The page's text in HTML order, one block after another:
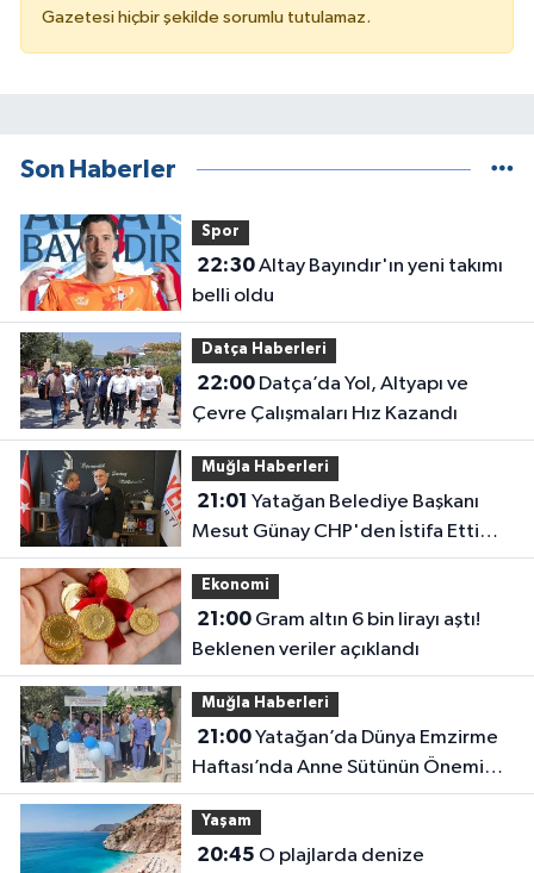
Gazetesi hiçbir şekilde sorumlu tutulamaz.
Son Haberler
Spor
22:30Altay Bayındır'ın yeni takımı
belli oldu
Datça Haberleri
22:00Datça’da Yol, Altyapı ve
Çevre Çalışmaları Hız Kazandı
Muğla Haberleri
21:01
Mesut Günay CHP'den İstifa Etti
Yeni Parti'ye Katıldı
Ekonomi
21:00Gram altın 6 bin lirayı aştı!
Beklenen veriler açıklandı
Muğla Haberleri
21:00Yatağan’da Dünya Emzirme
Haftası’nda Anne Sütünün Önemi
Anlatıldı
Yaşam
20:45